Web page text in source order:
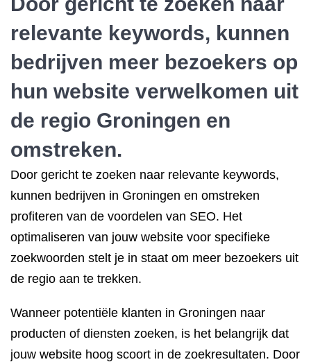
relevante keywords, kunnen
bedrijven meer bezoekers op
hun website verwelkomen uit
de regio Groningen en
omstreken.
Door gericht te zoeken naar relevante keywords,
kunnen bedrijven in Groningen en omstreken
profiteren van de voordelen van SEO. Het
optimaliseren van jouw website voor specifieke
zoekwoorden stelt je in staat om meer bezoekers uit
de regio aan te trekken.
Wanneer potentiële klanten in Groningen naar
producten of diensten zoeken, is het belangrijk dat
jouw website hoog scoort in de zoekresultaten. Door